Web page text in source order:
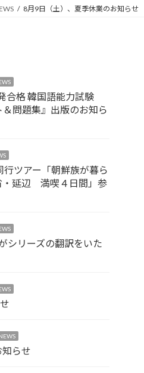
8月9日（土）、夏季休業のお知らせ
合格 韓国語能力試験
問題集』出版のお知ら
行ツアー「朝鮮族が暮ら
延辺 満喫４日間」参
シリーズの翻訳をいた
らせ